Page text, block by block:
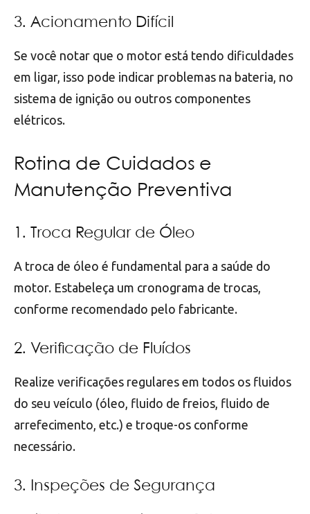
3. Acionamento Difícil
Se você notar que o motor está tendo dificuldades
em ligar, isso pode indicar problemas na bateria, no
sistema de ignição ou outros componentes
elétricos.
Rotina de Cuidados e
Manutenção Preventiva
1. Troca Regular de Óleo
A troca de óleo é fundamental para a saúde do
motor. Estabeleça um cronograma de trocas,
conforme recomendado pelo fabricante.
2. Verificação de Fluídos
Realize verificações regulares em todos os fluidos
do seu veículo (óleo, fluido de freios, fluido de
arrefecimento, etc.) e troque-os conforme
necessário.
3. Inspeções de Segurança